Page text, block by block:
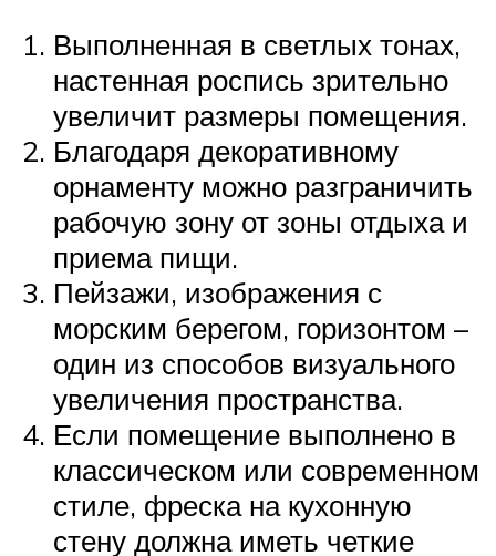
Выполненная в светлых тонах,
настенная роспись зрительно
увеличит размеры помещения.
Благодаря декоративному
орнаменту можно разграничить
рабочую зону от зоны отдыха и
приема пищи.
Пейзажи, изображения с
морским берегом, горизонтом –
один из способов визуального
увеличения пространства.
Если помещение выполнено в
классическом или современном
стиле, фреска на кухонную
стену должна иметь четкие